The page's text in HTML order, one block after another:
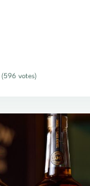
(596 votes)